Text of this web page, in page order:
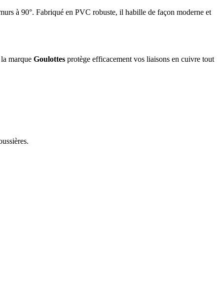
à 90°. Fabriqué en PVC robuste, il habille de façon moderne et
marque Goulottes protège efficacement vos liaisons en cuivre tout